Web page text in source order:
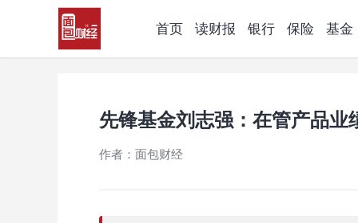
首页 读财报 银行 保险 基金
先锋基金刘志强：在管产品
作者：面包财经